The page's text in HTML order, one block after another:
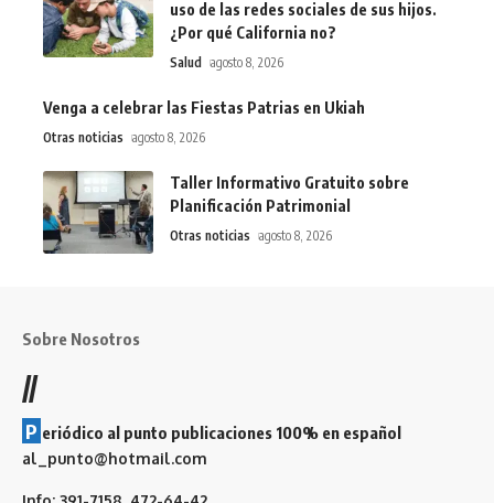
uso de las redes sociales de sus hijos.
¿Por qué California no?
Salud agosto 8, 2026
Venga a celebrar las Fiestas Patrias en Ukiah
Otras noticias agosto 8, 2026
Taller Informativo Gratuito sobre
Planificación Patrimonial
Otras noticias agosto 8, 2026
Sobre Nosotros
//
P eriódico al punto publicaciones 100% en español
al_punto@hotmail.com